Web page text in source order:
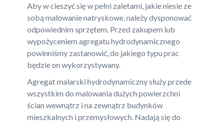
Aby w cieszyć się w pełni zaletami, jakie niesie ze
sobą malowanie natryskowe, należy dysponować
odpowiednim sprzętem. Przed zakupem lub
wypożyceniem agregatu hydrodynamicznego
powinniśmy zastanowić, do jakiego typu prac
będzie on wykorzystywany.
Agregat malarski hydrodynamiczny służy przede
wszystkim do malowania dużych powierzchni
ścian wewnątrz i na zewnątrz budynków
mieszkalnych i przemysłowych. Nadają się do